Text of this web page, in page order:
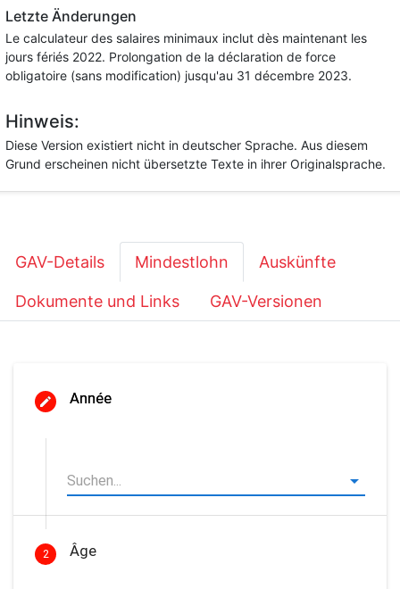
Letzte Änderungen
Le calculateur des salaires minimaux inclut dès maintenant les
jours fériés 2022. Prolongation de la déclaration de force
obligatoire (sans modification) jusqu'au 31 décembre 2023.
Hinweis:
Diese Version existiert nicht in deutscher Sprache. Aus diesem
Grund erscheinen nicht übersetzte Texte in ihrer Originalsprache.
GAV-Details Mindestlohn Auskünfte
Dokumente und Links GAV-Versionen
Année
2 Âge